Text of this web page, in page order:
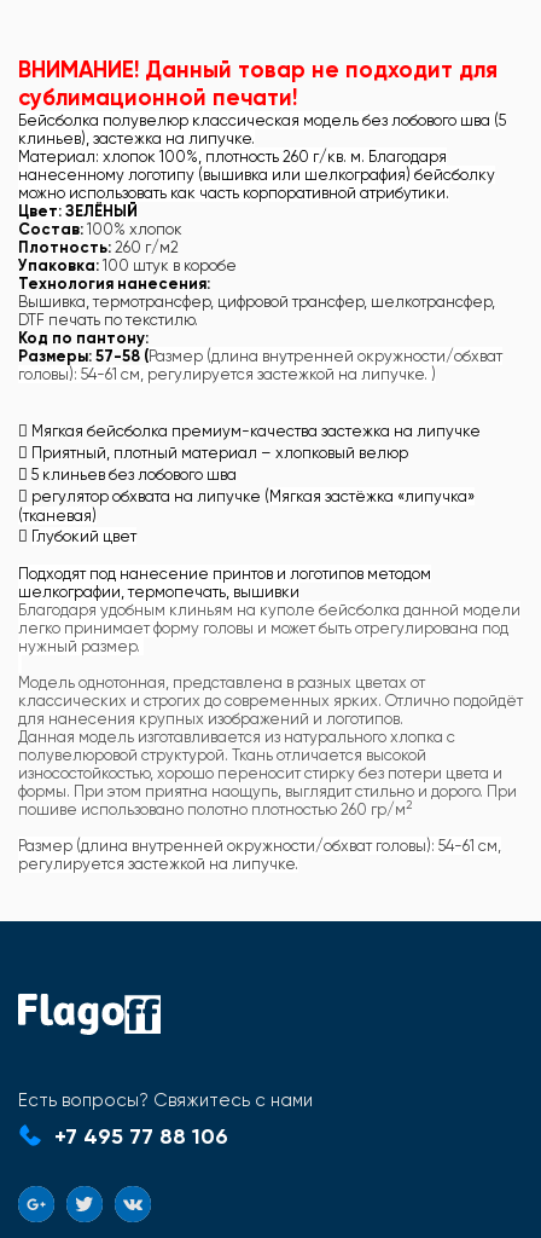
ВНИМАНИЕ! Данный товар не подходит для
сублимационной печати!
Бейсболка полувелюр классическая модель без лобового шва (5
клиньев), застежка на липучке.
Материал: хлопок 100%, плотность 260 г/кв. м. Благодаря
нанесенному логотипу (вышивка или шелкография) бейсболку
можно использовать как часть корпоративной атрибутики.
Цвет: ЗЕЛЁНЫЙ
Состав: 100% хлопок
Плотность: 260 г/м2
Упаковка: 100 штук в коробе
Технология нанесения:
Вышивка, термотрансфер, цифровой трансфер, шелкотрансфер,
DTF печать по текстилю.
Код по пантону:
Размеры: 57-58 (Размер (длина внутренней окружности/обхват
головы): 54-61 см, регулируется застежкой на липучке. )
 Мягкая бейсболка премиум-качества застежка на липучке
 Приятный, плотный материал – хлопковый велюр
 5 клиньев без лобового шва
 регулятор обхвата на липучке ( Мягкая застёжка «липучка»
(тканевая)
 Глубокий цвет
Подходят под нанесение принтов и логотипов методом
шелкографии, термопечать, вышивки
Благодаря удобным клиньям на куполе бейсболка данной модели
легко принимает форму головы и может быть отрегулирована под
нужный размер.
Модель однотонная, представлена в разных цветах от
классических и строгих до современных ярких. Отлично подойдёт
для нанесения крупных изображений и логотипов.
Данная модель изготавливается из натурального хлопка с
полувелюровой структурой. Ткань отличается высокой
износостойкостью, хорошо переносит стирку без потери цвета и
формы. При этом приятна наощупь, выглядит стильно и дорого. При
пошиве использовано полотно плотностью 260 гр/м2
Размер (длина внутренней окружности/обхват головы): 54-61 см,
регулируется застежкой на липучке.
Есть вопросы? Свяжитесь с нами
+7 495 77 88 106